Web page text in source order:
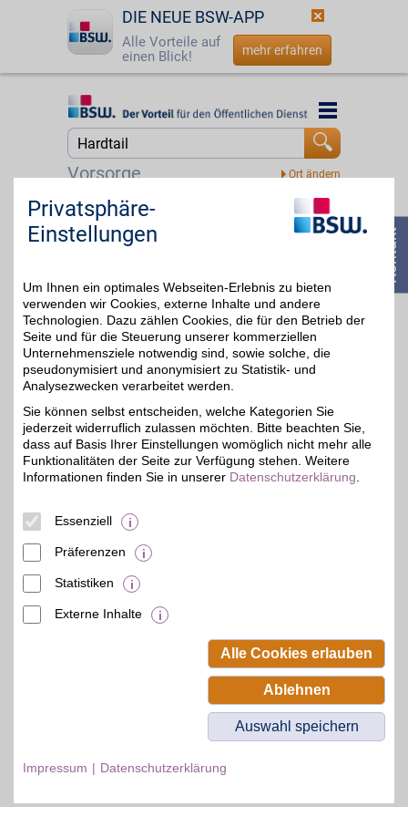
DIE NEUE BSW-APP
Alle Vorteile auf
einen Blick!
mehr erfahren
Startseite
☎ 0800 - 279 25 82
Vorsorge
Startseite
Lucky Bike Gutschein
© BSW Verbraucher-Service
Privatsphäre-
Einstellungen
Um Ihnen ein optimales Webseiten-Erlebnis zu bieten
verwenden wir Cookies, externe Inhalte und andere
Technologien. Dazu zählen Cookies, die für den Betrieb der
Seite und für die Steuerung unserer kommerziellen
Unternehmensziele notwendig sind, sowie solche, die
pseudonymisiert und anonymisiert zu Statistik- und
Analysezwecken verarbeitet werden.
Sie können selbst entscheiden, welche Kategorien Sie
jederzeit widerruflich zulassen möchten. Bitte beachten Sie,
dass auf Basis Ihrer Einstellungen womöglich nicht mehr alle
Funktionalitäten der Seite zur Verfügung stehen. Weitere
Informationen finden Sie in unserer Datenschutzerklärung
Essenziell
Präferenzen
Statistiken
Externe Inhalte
Alle Cookies erlauben
Ablehnen
Auswahl speichern
Impressum Datenschutzerklärung